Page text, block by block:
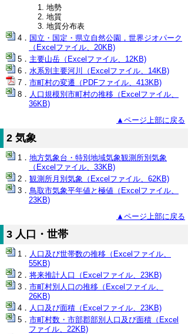
地勢
地質
地質分布表
国立・国定・県立自然公園，世界ジオパーク
（Excelファイル、20KB)
主要山岳（Excelファイル、12KB)
水系別主要河川（Excelファイル、14KB)
市町村の変遷（PDFファイル、413KB)
人口規模別市町村の推移（Excelファイル、
36KB)
▲ページ上部に戻る
2 気象
地方気象台・特別地域気象観測所別気象
（Excelファイル、33KB)
観測所月別気象（Excelファイル、62KB)
鳥取市気象平年値と極値（Excelファイル、
23KB)
▲ページ上部に戻る
3 人口・世帯
人口及び世帯数の推移（Excelファイル、
55KB)
将来推計人口（Excelファイル、23KB)
市町村別人口の推移（Excelファイル、
26KB)
人口及び面積（Excelファイル、23KB)
市町村数・市部郡部別人口及び面積（Excel
ファイル、22KB)